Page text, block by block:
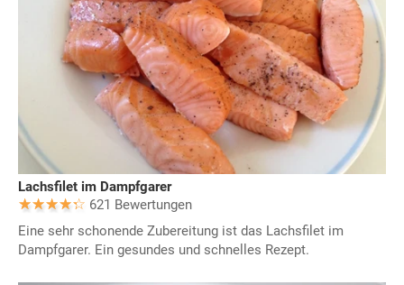
Lachsfilet im Dampfgarer
621 Bewertungen
Eine sehr schonende Zubereitung ist das Lachsfilet im
Dampfgarer. Ein gesundes und schnelles Rezept.